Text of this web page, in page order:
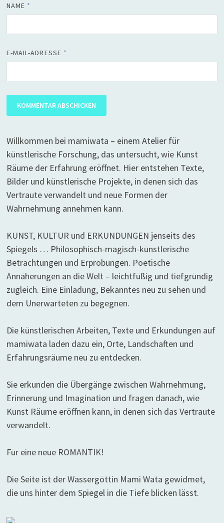
NAME *
E-MAIL-ADRESSE *
Willkommen bei mamiwata – einem Atelier für
künstlerische Forschung, das untersucht, wie Kunst
Räume der Erfahrung eröffnet. Hier entstehen Texte,
Bilder und künstlerische Projekte, in denen sich das
Vertraute verwandelt und neue Formen der
Wahrnehmung annehmen kann.
KUNST, KULTUR und ERKUNDUNGEN jenseits des
Spiegels … Philosophisch-magisch-künstlerische
Betrachtungen und Erprobungen. Poetische
Annäherungen an die Welt – leichtfüßig und tiefgründig
zugleich. Eine Einladung, Bekanntes neu zu sehen und
dem Unerwarteten zu begegnen.
Die künstlerischen Arbeiten, Texte und Erkundungen auf
mamiwata laden dazu ein, Orte, Landschaften und
Erfahrungsräume neu zu entdecken.
Sie erkunden die Übergänge zwischen Wahrnehmung,
Erinnerung und Imagination und fragen danach, wie
Kunst Räume eröffnen kann, in denen sich das Vertraute
verwandelt.
Für eine neue ROMANTIK!
Die Seite ist der Wassergöttin Mami Wata gewidmet,
die uns hinter dem Spiegel in die Tiefe blicken lässt.